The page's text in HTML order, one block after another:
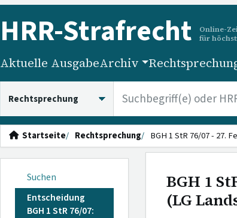
HRR-Strafrecht
Online-
für
Aktuelle AusgabeArchiv
Startseite Rechtsprechung BGH 1 StR 76/07 - 27.
Suchen
Entscheidung
BGH 1 StR 76/07:
BGH 1
(LG